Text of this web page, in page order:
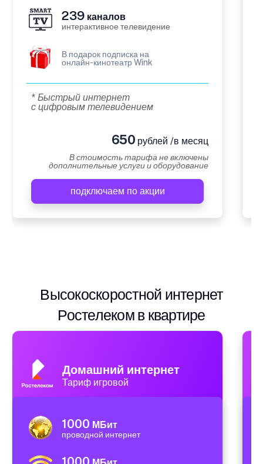
239 каналов
интерактивное телевидение
В подарок подписка на
онлайн-кинотеатр Wink
* Быстрый интернет
с цифровым телевидением
650 рублей /в месяц
В стоимость тарифа не включены
дополнительные услуги и оборудование
подключаем по акции
Высокоскоростной интернет
Ростелеком в квартире
Домашний интернет
Тариф игровой
1000 МБит
проводной интернет